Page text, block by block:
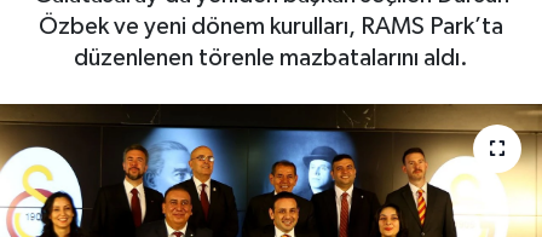
Özbek ve yeni dönem kurulları, RAMS Park’ta
düzenlenen törenle mazbatalarını aldı.